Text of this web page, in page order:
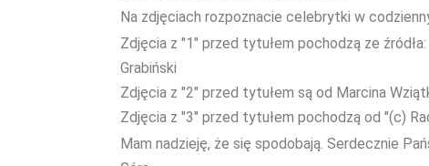
Na zdjęciach rozpoznacie celebrytki w
Zdjęcia z "1" przed tytułem pochodzą ze
Grabiński
Zdjęcia z "2" przed tytułem są od Marcina
Zdjęcia z "3" przed tytułem pochodzą od "(c)
Mam nadzieję, że się spodobają. Serdecznie